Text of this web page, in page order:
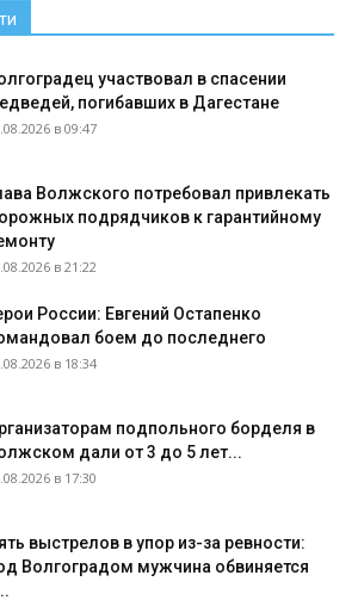
участвовал в спасении
погибавших в Дагестане
в 09:47
Волжского потребовал привлекать
подрядчиков к гарантийному
в 21:22
России: Евгений Остапенко
боем до последнего
в 18:34
подпольного борделя в
дали от 3 до 5 лет...
в 17:30
выстрелов в упор из-за ревности:
Волгоградом мужчина обвиняется